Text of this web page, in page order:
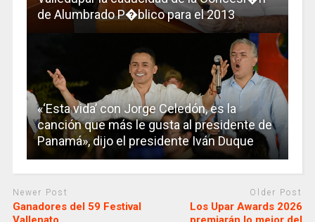
de Alumbrado P�blico para el 2013
«‘Esta vida’ con Jorge Celedón, es la
canción que más le gusta al presidente de
Panamá», dijo el presidente Iván Duque
Newer Post
Ganadores del 59 Festival
Older Post
Los Upar Awards 2026